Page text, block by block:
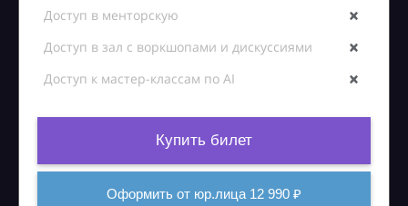
Доступ в менторскую
Доступ в зал с воркшопами и дискуссиями
Доступ к мастер-классам по AI
Купить билет
Оформить от юр.лица 12 990 ₽